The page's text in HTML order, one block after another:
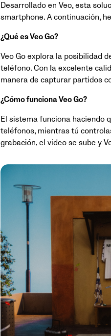
Desarrollado en Veo, esta
smartphone. A continuación,
¿Qué es Veo Go?
Veo Go explora la posibilidad
teléfono. Con la excelente
manera de capturar partidos
¿Cómo funciona Veo Go?
El sistema funciona haciendo
teléfonos, mientras tú
grabación, el video se sube y